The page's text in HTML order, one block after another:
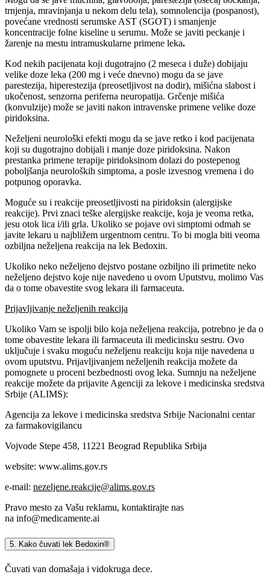
trnjenja, mravinjanja u nekom delu tela), somnolencija (pospanost),
povećane vrednosti serumske AST (SGOT) i smanjenje
koncentracije folne kiseline u serumu. Može se javiti peckanje i
žarenje na mestu intramuskularne primene leka.
Kod nekih pacijenata koji dugotrajno (2 meseca i duže) dobijaju
velike doze leka (200 mg i veće dnevno) mogu da se jave
parestezija, hiperestezija (preosetljivost na dodir), mišićna slabost i
ukočenost, senzorna periferna neuropatija. Grčenje mišića
(konvulzije) može se javiti nakon intravenske primene velike doze
piridoksina.
Neželjeni neurološki efekti mogu da se jave retko i kod pacijenata
koji su dugotrajno dobijali i manje doze piridoksina. Nakon
prestanka primene terapije piridoksinom dolazi do postepenog
poboljšanja neuroloških simptoma, a posle izvesnog vremena i do
potpunog oporavka.
Moguće su i reakcije preosetljivosti na piridoksin (alergijske
reakcije). Prvi znaci teške alergijske reakcije, koja je veoma retka,
jesu otok lica i/ili grla. Ukoliko se pojave ovi simptomi odmah se
javite lekaru u najbližem urgentnom centru. To bi mogla biti veoma
ozbiljna neželjena reakcija na lek Bedoxin.
Ukoliko neko neželjeno dejstvo postane ozbiljno ili primetite neko
neželjeno dejstvo koje nije navedeno u ovom Uputstvu, molimo Vas
da o tome obavestite svog lekara ili farmaceuta.
Prijavljivanje neželjenih reakcija
Ukoliko Vam se ispolji bilo koja neželjena reakcija, potrebno je da o
tome obavestite lekara ili farmaceuta ili medicinsku sestru. Ovo
uključuje i svaku moguću neželjenu reakciju koja nije navedena u
ovom uputstvu. Prijavljivanjem neželjenih reakcija možete da
pomognete u proceni bezbednosti ovog leka. Sumnju na neželjene
reakcije možete da prijavite Agenciji za lekove i medicinska sredstva
Srbije (ALIMS):
Agencija za lekove i medicinska sredstva Srbije Nacionalni centar
za farmakovigilancu
Vojvode Stepe 458, 11221 Beograd Republika Srbija
website: www.alims.gov.rs
e-mail: nezeljene.reakcije@alims.gov.rs
Pravo mesto za Vašu reklamu, kontaktirajte nas
na info@medicamente.ai
5. Kako čuvati lek Bedoxin®
Čuvati van domašaja i vidokruga dece.